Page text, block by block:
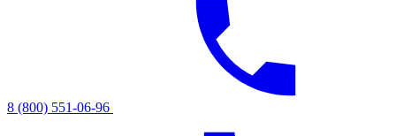
8 (800) 551-06-96